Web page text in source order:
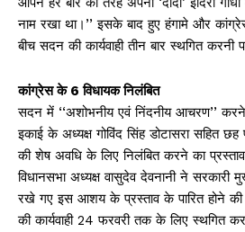
नाम रखा था।’’ इसके बाद हुए हंगामे और
बीच सदन की कार्यवाही तीन बार स्थगित करनी
कांग्रेस के 6 विधायक निलंबित
सदन में ‘‘अशोभनीय एवं निंदनीय आचरण’’
इकाई के अध्यक्ष गोविंद सिंह डोटासरा सहित छह
की शेष अवधि के लिए निलंबित करने का प्रस्ताव
विधानसभा अध्यक्ष वासुदेव देवनानी ने सरकारी
रखे गए इस आशय के प्रस्ताव के पारित होने
की कार्यवाही 24 फरवरी तक के लिए स्थगित